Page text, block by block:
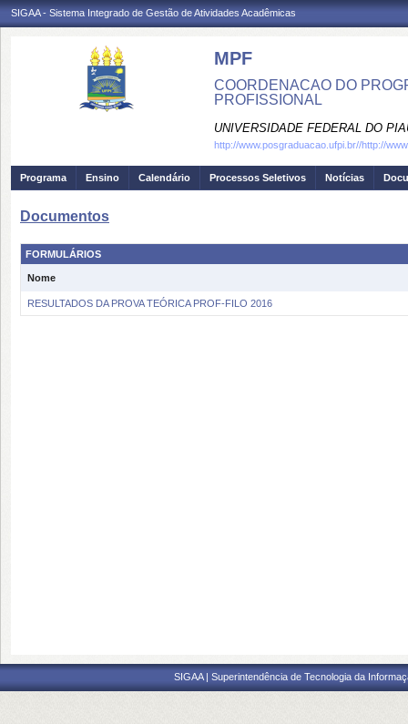
SIGAA - Sistema Integrado de Gestão de Atividades Acadêmicas
MPF
COORDENACAO DO
PROFISSIONAL
UNIVERSIDADE FEDERAL DO
http://www.posgraduacao.ufpi.br//http://
Programa Ensino Calendário Processos Seletivos Notícias
Documentos
FORMULÁRIOS
Nome
RESULTADOS DA PROVA TEÓRICA PROF-FILO 2016
SIGAA | Superintendência de Tecnologia da